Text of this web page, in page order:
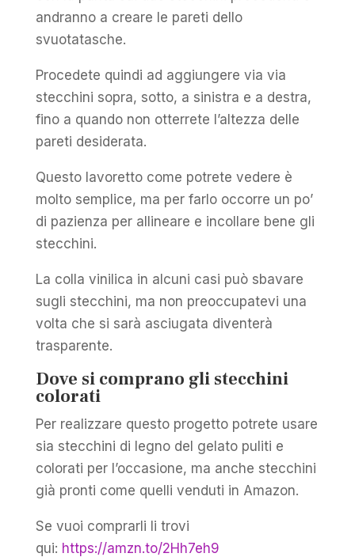
andranno a creare le pareti dello
svuotatasche.
Procedete quindi ad aggiungere via via
stecchini sopra, sotto, a sinistra e a destra,
fino a quando non otterrete l’altezza delle
pareti desiderata.
Questo lavoretto come potrete vedere è
molto semplice, ma per farlo occorre un po’
di pazienza per allineare e incollare bene gli
stecchini.
La colla vinilica in alcuni casi può sbavare
sugli stecchini, ma non preoccupatevi una
volta che si sarà asciugata diventerà
trasparente.
Dove si comprano gli stecchini
colorati
Per realizzare questo progetto potrete usare
sia stecchini di legno del gelato puliti e
colorati per l’occasione, ma anche stecchini
già pronti come quelli venduti in Amazon.
Se vuoi comprarli li trovi
qui: https://amzn.to/2Hh7eh9